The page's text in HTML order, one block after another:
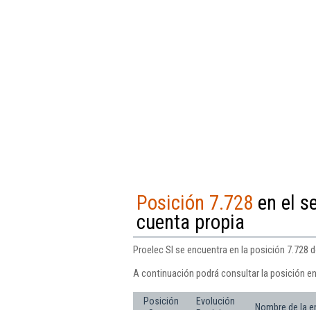
Posición 7.728 en el
cuenta propia
Proelec Sl se encuentra en la posición 7.728
A continuación podrá consultar la posición
Posición
Evolución
Nombre de la